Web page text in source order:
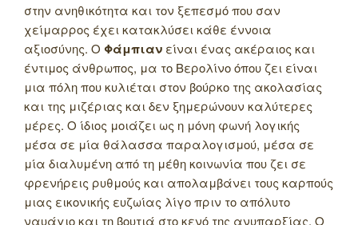
στην ανηθικότητα και τον ξεπεσμό που σαν
χείμαρρος έχει κατακλύσει κάθε έννοια
αξιοσύνης. Ο Φάμπιαν είναι ένας ακέραιος και
έντιμος άνθρωπος, μα το Βερολίνο όπου ζει είναι
μια πόλη που κυλιέται στον βούρκο της ακολασίας
και της μιζέριας και δεν ξημερώνουν καλύτερες
μέρες. Ο ίδιος μοιάζει ως η μόνη φωνή λογικής
μέσα σε μία θάλασσα παραλογισμού, μέσα σε
μία διαλυμένη από τη μέθη κοινωνία που ζει σε
φρενήρεις ρυθμούς και απολαμβάνει τους καρπούς
μιας εικονικής ευζωίας λίγο πριν το απόλυτο
ναυάγιο και τη βουτιά στο κενό της ανυπαρξίας. Ο